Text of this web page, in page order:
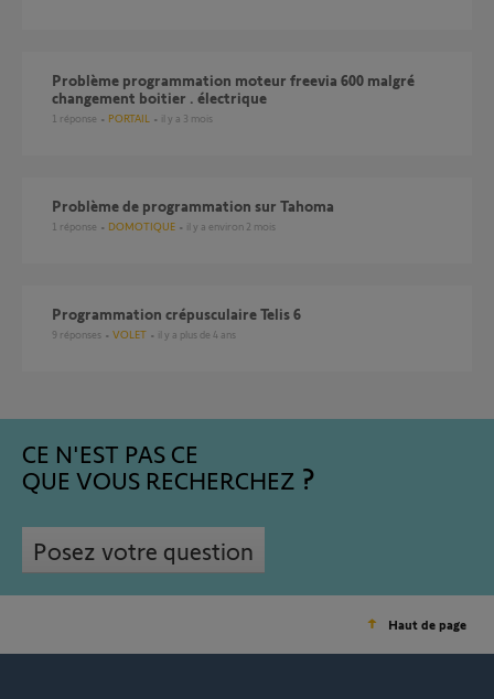
Problème programmation moteur freevia 600 malgré
changement boitier . électrique
1 réponse PORTAIL il y a 3 mois
Problème de programmation sur Tahoma
1 réponse DOMOTIQUE il y a environ 2 mois
Programmation crépusculaire Telis 6
9 réponses VOLET il y a plus de 4 ans
CE N'EST PAS CE
QUE VOUS RECHERCHEZ
Posez votre question
Haut de page